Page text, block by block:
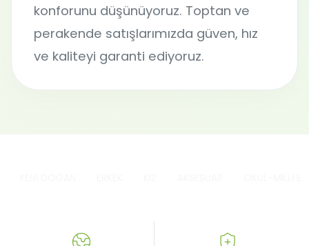
konforunu düşünüyoruz. Toptan ve
perakende satışlarımızda güven, hız
ve kaliteyi garanti ediyoruz.